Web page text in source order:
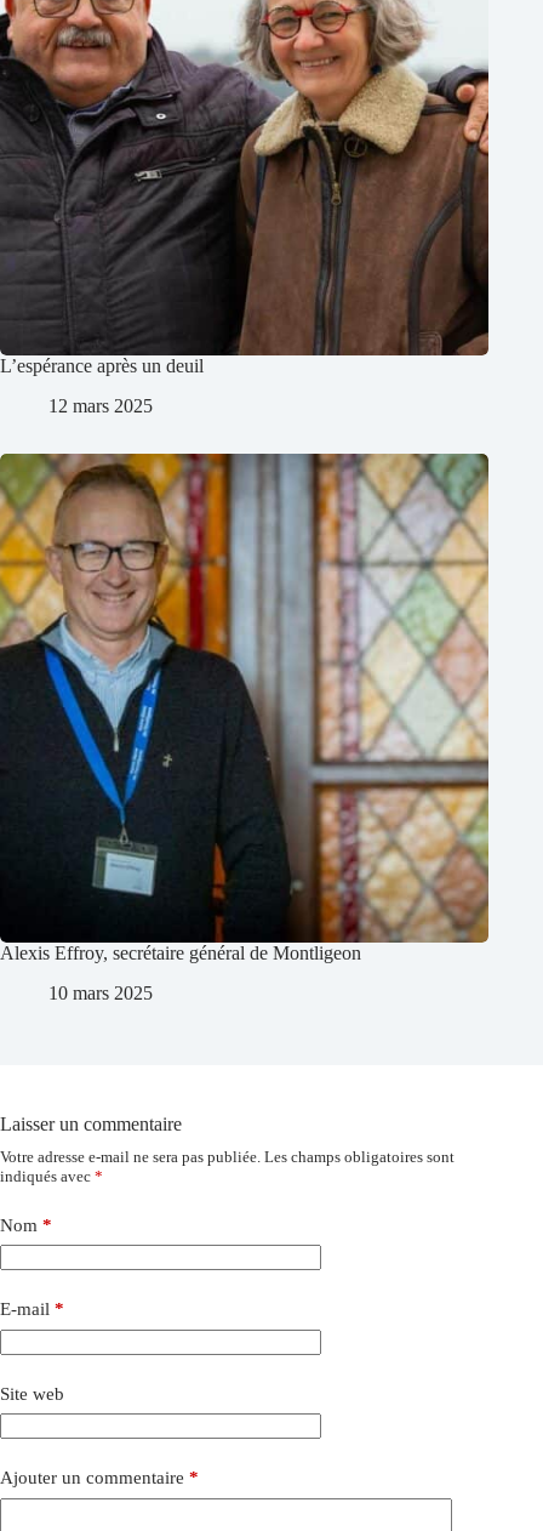
L’espérance après un deuil
12 mars 2025
Alexis Effroy, secrétaire général de Montligeon
10 mars 2025
Laisser un commentaire
Votre adresse e-mail ne sera pas publiée. Les champs obligatoires sont
indiqués avec *
Nom *
E-mail *
Site web
Ajouter un commentaire *